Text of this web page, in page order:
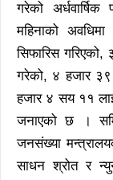
गरेको
महिनाको
सिफारिस
गरेको, ४ हजार ३९
हजार ४ सय ११
जनाएको छ ।
जनसंख्या
साधन श्रोत र